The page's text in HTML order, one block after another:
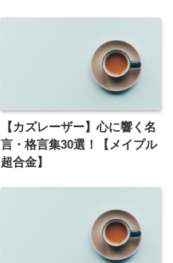
【カズレーザー】心に響く名
言・格言集30選！【メイプル
超合金】